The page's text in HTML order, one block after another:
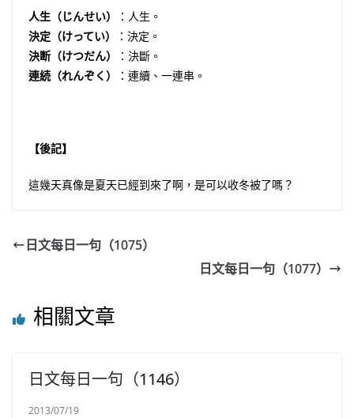
人生（じんせい）
：人生。
決定（けってい）
：決定。
決断（けつだん）
：決斷。
連続（れんぞく）
：連續、一連串。
【後記】
這幾天真像是夏天已經到來了啊，是可以收冬被了嗎？
日文每日一句（1075）
日文每日一句（1077）
相關文章
日文每日一句（1146）
2013/07/19